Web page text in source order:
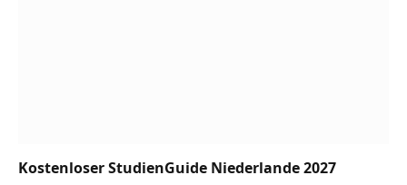
Kostenloser StudienGuide Niederlande 2027